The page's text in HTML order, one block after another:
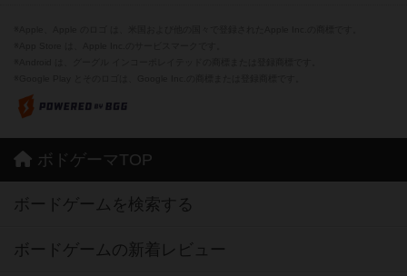
ボドゲーマTOP
ボードゲームを検索する
ボードゲームの新着レビュー